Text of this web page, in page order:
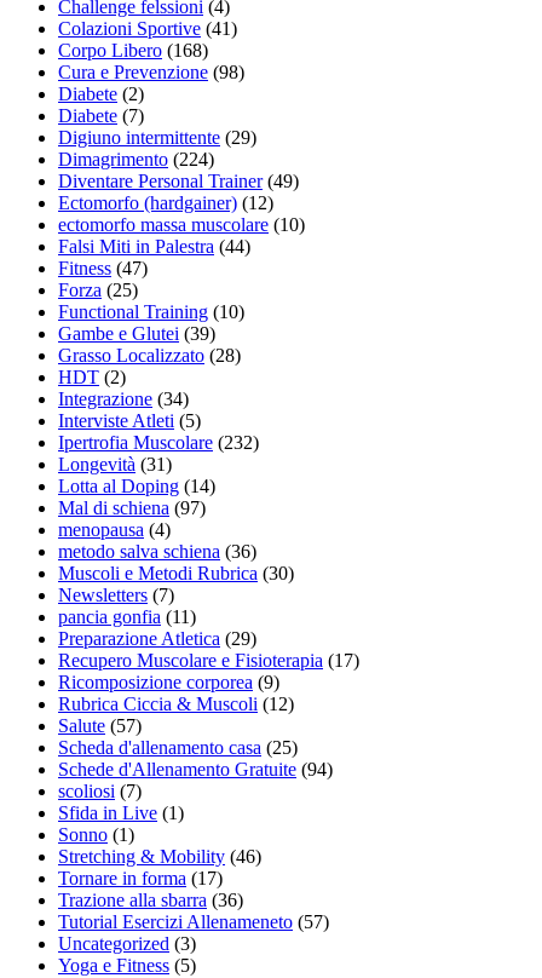
Challenge felssioni (4)
Colazioni Sportive (41)
Corpo Libero (168)
Cura e Prevenzione (98)
Diabete (2)
Diabete (7)
Digiuno intermittente (29)
Dimagrimento (224)
Diventare Personal Trainer(49)
Ectomorfo (hardgainer) (12)
ectomorfo massa muscolare (10)
Falsi Miti in Palestra (44)
Fitness (47)
Forza (25)
Functional Training (10)
Gambe e Glutei (39)
Grasso Localizzato (28)
HDT (2)
Integrazione (34)
Interviste Atleti (5)
Ipertrofia Muscolare (232)
Longevità (31)
Lotta al Doping (14)
Mal di schiena (97)
menopausa (4)
metodo salva schiena (36)
Muscoli e Metodi Rubrica (30)
Newsletters (7)
pancia gonfia (11)
Preparazione Atletica (29)
Recupero Muscolare e Fisioterapia (17)
Ricomposizione corporea (9)
Rubrica Ciccia & Muscoli (12)
Salute (57)
Scheda d'allenamento casa (25)
Schede d'Allenamento Gratuite (94)
scoliosi (7)
Sfida in Live (1)
Sonno (1)
Stretching & Mobility (46)
Tornare in forma (17)
Trazione alla sbarra (36)
Tutorial Esercizi Allenameneto (57)
Uncategorized (3)
Yoga e Fitness (5)